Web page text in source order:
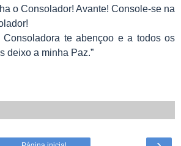
o Consolador! Avante! Console-se na
Consoladora te abençoo e a todos os
deixo a minha Paz.”